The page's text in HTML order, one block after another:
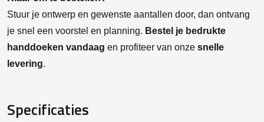
Stuur je ontwerp en gewenste aantallen door, dan ontvang
je snel een voorstel en planning. Bestel je bedrukte
handdoeken vandaag en profiteer van onze snelle
levering.
Specificaties